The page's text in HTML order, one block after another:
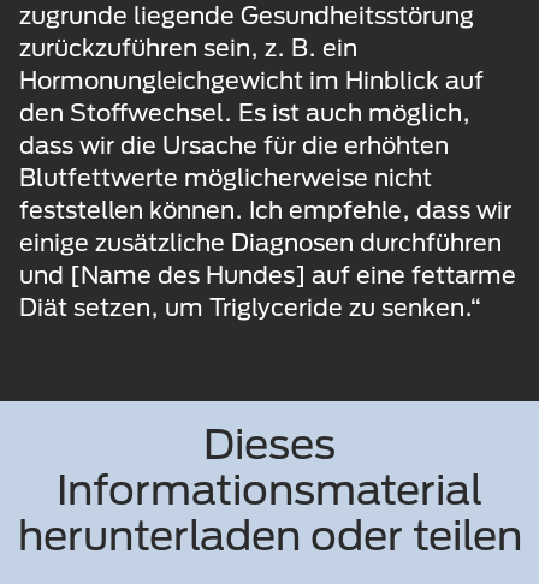
zugrunde liegende Gesundheitsstörung
zurückzuführen sein, z. B. ein
Hormonungleichgewicht im Hinblick auf
den Stoffwechsel. Es ist auch möglich,
dass wir die Ursache für die erhöhten
Blutfettwerte möglicherweise nicht
feststellen können. Ich empfehle, dass wir
einige zusätzliche Diagnosen durchführen
und [Name des Hundes] auf eine fettarme
Diät setzen, um Triglyceride zu senken.“
Dieses
Informationsmaterial
herunterladen oder teilen